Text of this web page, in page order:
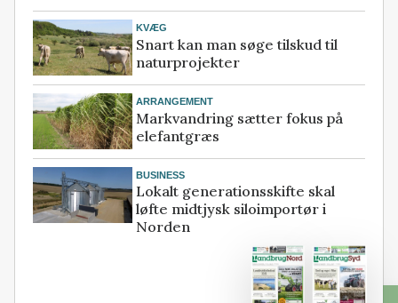
KVÆG
Snart kan man søge tilskud til
naturprojekter
ARRANGEMENT
Markvandring sætter fokus på
elefantgræs
BUSINESS
Lokalt generationsskifte skal
løfte midtjysk siloimportør i
Norden